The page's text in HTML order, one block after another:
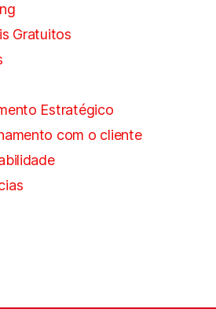
Gratuitos
Estratégico
com o cliente